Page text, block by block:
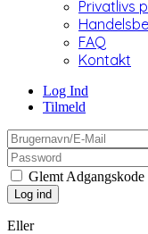
Privatlivs
FAQ
Kontakt
Log Ind
Tilmeld
Glemt Adgangskode
Eller